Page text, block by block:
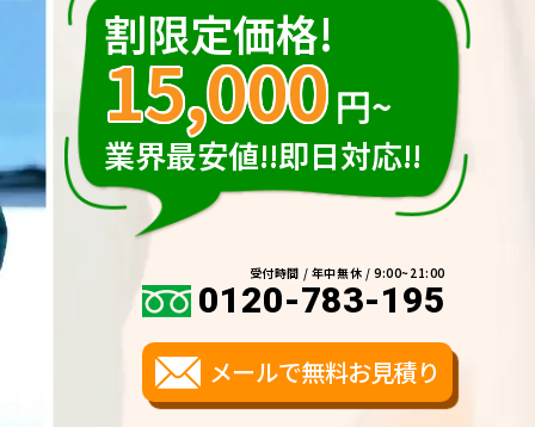
割限定価格!
15,000 円~
業界最安値!!即日対応!!
受付時間 / 年中無休 / 9:00~21:00
0120-783-195
メールで無料お見積り